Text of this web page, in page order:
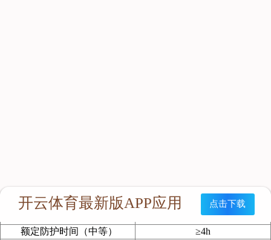
主要技术参数：
说明
额定防护时间（中等）
≥4h